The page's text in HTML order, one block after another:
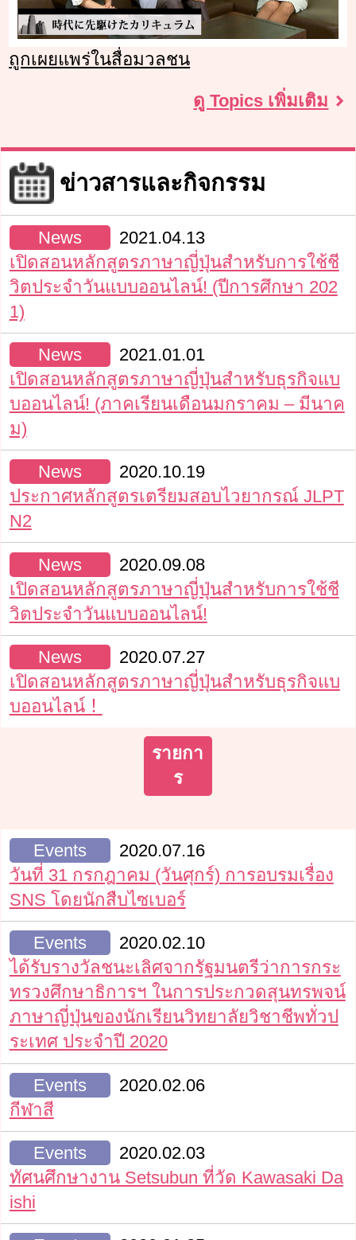
ถูกเผยแพร่ในสื่อมวลชน
ดู Topics เพิ่มเติม
ข่าวสารและกิจกรรม
News
2021.04.13
เปิดสอนหลักสูตรภาษาญี่ปุ่นสำหรับการใช้ชี
วิตประจำวันแบบออนไลน์! (ปีการศึกษา 202
1)
News
2021.01.01
เปิดสอนหลักสูตรภาษาญี่ปุ่นสำหรับธุรกิจแบ
บออนไลน์! (ภาคเรียนเดือนมกราคม – มีนาค
ม)
News
2020.10.19
ประกาศหลักสูตรเตรียมสอบไวยากรณ์ JLPT
N2
News
2020.09.08
เปิดสอนหลักสูตรภาษาญี่ปุ่นสำหรับการใช้ชี
วิตประจำวันแบบออนไลน์!
News
2020.07.27
เปิดสอนหลักสูตรภาษาญี่ปุ่นสำหรับธุรกิจแบ
บออนไลน์！
รายกา
ร
Events
2020.07.16
วันที่ 31 กรกฎาคม (วันศุกร์) การอบรมเรื่อง
SNS โดยนักสืบไซเบอร์
Events
2020.02.10
ได้รับรางวัลชนะเลิศจากรัฐมนตรีว่าการกระ
ทรวงศึกษาธิการฯ ในการประกวดสุนทรพจน์
ภาษาญี่ปุ่นของนักเรียนวิทยาลัยวิชาชีพทั่วป
ระเทศ ประจำปี 2020
Events
2020.02.06
กีฬาสี
Events
2020.02.03
ทัศนศึกษางาน Setsubun ที่วัด Kawasaki Da
ishi